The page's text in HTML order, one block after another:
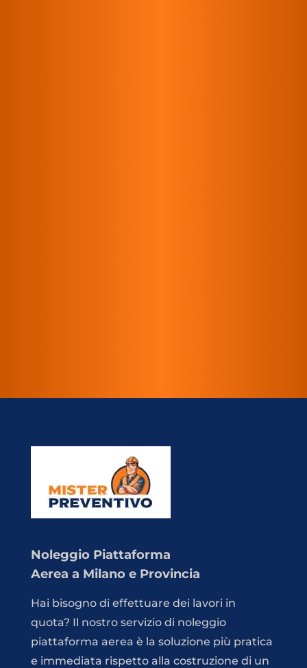
Noleggio Piattaforma
Aerea a Milano e Provincia
Hai bisogno di effettuare dei lavori in
quota? Il nostro servizio di noleggio
piattaforma aerea è la soluzione più pratica
e immediata rispetto alla costruzione di un